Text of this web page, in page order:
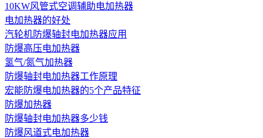
10KW风管式空调辅助电加热器
电加热器的好处
汽轮机防爆轴封电加热器应用
防爆高压电加热器
氢气/氮气加热器
防爆轴封电加热器工作原理
宏能防爆电加热器的5个产品特征
防爆加热器
防爆轴封电加热器多少钱
防爆风道式电加热器